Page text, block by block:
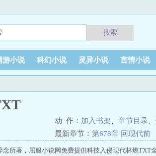
搜索
游小说 科幻小说 灵异小说 言情小说
动 作： 加入书架 章节目录
最新章节： 第678章 回现代前
所著，屈服小说网免费提供科技入侵现代林燃TXT